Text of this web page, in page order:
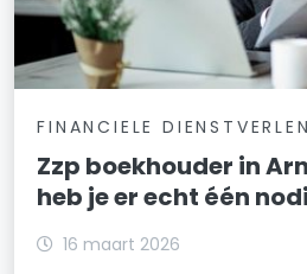
FINANCIELE
Zzp boekhouder in
heb je er echt één
16 maart 2026